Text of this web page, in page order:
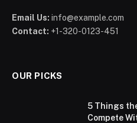
Email Us: info@example.com
Contact: +1-320-0123-451
OUR PICKS
5 Things
Compete